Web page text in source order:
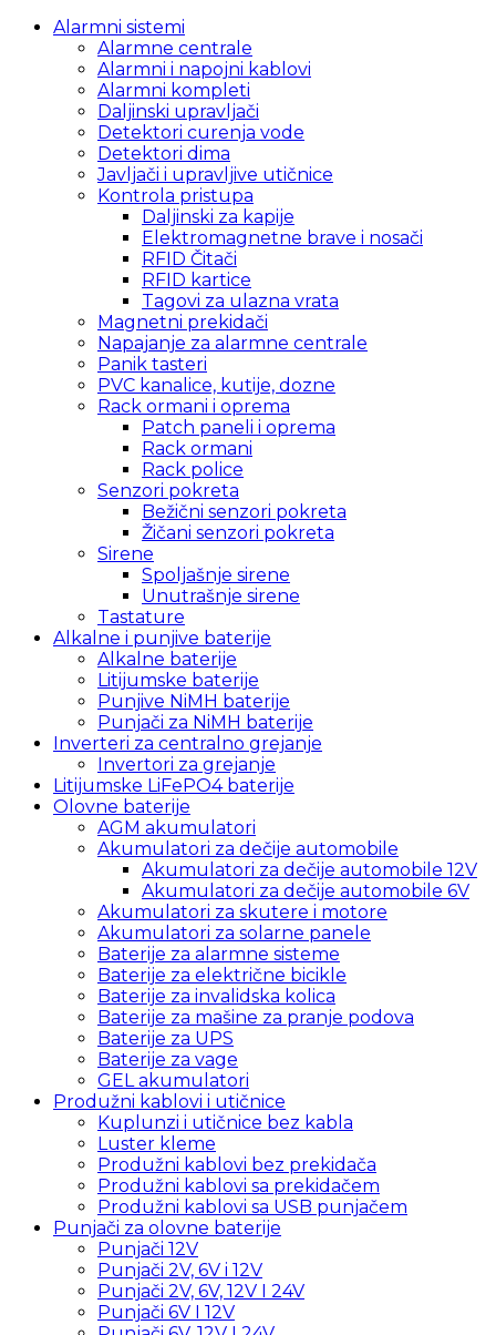
Alarmni sistemi
Alarmne centrale
Alarmni i napojni kablovi
Alarmni kompleti
Daljinski upravljači
Detektori curenja vode
Detektori dima
Javljači i upravljive utičnice
Kontrola pristupa
Daljinski za kapije
Elektromagnetne brave i nosači
RFID Čitači
RFID kartice
Tagovi za ulazna vrata
Magnetni prekidači
Napajanje za alarmne centrale
Panik tasteri
PVC kanalice, kutije, dozne
Rack ormani i oprema
Patch paneli i oprema
Rack ormani
Rack police
Senzori pokreta
Bežični senzori pokreta
Žičani senzori pokreta
Sirene
Spoljašnje sirene
Unutrašnje sirene
Tastature
Alkalne i punjive baterije
Alkalne baterije
Litijumske baterije
Punjive NiMH baterije
Punjači za NiMH baterije
Inverteri za centralno grejanje
Invertori za grejanje
Litijumske LiFePO4 baterije
Olovne baterije
AGM akumulatori
Akumulatori za dečije automobile
Akumulatori za dečije automobile 12V
Akumulatori za dečije automobile 6V
Akumulatori za skutere i motore
Akumulatori za solarne panele
Baterije za alarmne sisteme
Baterije za električne bicikle
Baterije za invalidska kolica
Baterije za mašine za pranje podova
Baterije za UPS
Baterije za vage
GEL akumulatori
Produžni kablovi i utičnice
Kuplunzi i utičnice bez kabla
Luster kleme
Produžni kablovi bez prekidača
Produžni kablovi sa prekidačem
Produžni kablovi sa USB punjačem
Punjači za olovne baterije
Punjači 12V
Punjači 2V, 6V i 12V
Punjači 2V, 6V, 12V I 24V
Punjači 6V I 12V